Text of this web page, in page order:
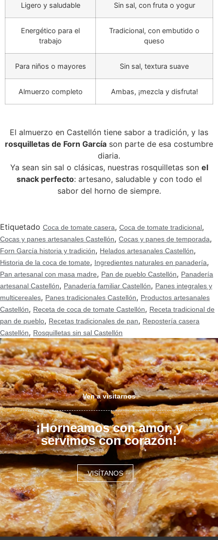
Ligero y saludable Sin sal, con fruta o yogur
Energético para el
trabajo
Tradicional, con embutido o
queso
Para niños o mayores Sin sal, textura suave
Almuerzo completo Ambas, ¡mezcla y disfruta!
El almuerzo en Castellón tiene sabor a tradición, y las
rosquilletas de Forn García son parte de esa costumbre
diaria.
Ya sean sin sal o clásicas, nuestras rosquilletas son el
snack perfecto: artesano, saludable y con todo el
sabor del horno de siempre.
Etiquetado Coca de tomate casera, Coca de tomate tradicional,
Cocas y panes artesanales Castellón, Cocas y panes de temporada,
Forn García historia y tradición, Helados artesanales Castellón,
Historia de la coca de tomate, Ingredientes naturales en panadería,
Pan artesanal con masa madre, Pan de pueblo Castellón, Panadería
artesanal Castellón, Panadería familiar Castellón, Panes integrales y
multicereales, Panes tradicionales Castellón, Productos artesanales
Castellón, Receta de coca de tomate Castellón, Receta tradicional de
pan de pueblo, Recetas tradicionales de pan, Repostería casera
Castellón, Rosquilletas sin sal Castellón
Ven a visitarnos
¡Horneamos con amor, y
servimos con corazón!
VISÍTANOS